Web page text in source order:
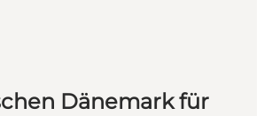
Dänemark für